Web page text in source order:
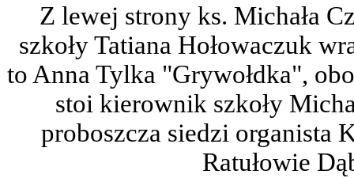
Z lewej strony ks. Michała
szkoły Tatiana Hołowaczuk
to Anna Tylka "Grywołdka",
stoi kierownik szkoły
proboszcza siedzi organista
Ratułowie